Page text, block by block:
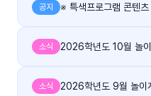
공지 ※ 특색프로그램 콘텐
소식 2026학년도 10월 놀
소식 2026학년도 9월 놀이